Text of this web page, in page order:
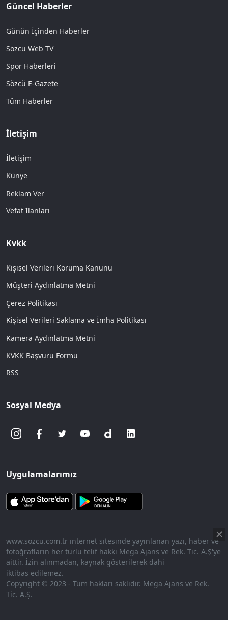
Güncel Haberler
Günün İçinden Haberler
Sözcü Web TV
Spor Haberleri
Sözcü E-Gazete
Tüm Haberler
İletişim
İletişim
Künye
Reklam Ver
Vefat İlanları
Kvkk
Kişisel Verileri Koruma Kanunu
Müşteri Aydınlatma Metni
Çerez Politikası
Kişisel Verileri Saklama ve İmha Politikası
Kamera Aydınlatma Metni
KVKK Başvuru Formu
RSS
Sosyal Medya
Uygulamalarımız
www.sozcu.com.tr internet sitesinde yayınlanan yazı, haber ve
fotoğrafların her türlü telif hakkı Mega Ajans ve Rek. Tic. A.Ş'ye
aittir. İzin alınmadan, kaynak gösterilerek dahi
iktibas edilemez.
Copyright © 2023 - Tüm hakları saklıdır. Mega Ajans ve Rek.
Tic. A.Ş.